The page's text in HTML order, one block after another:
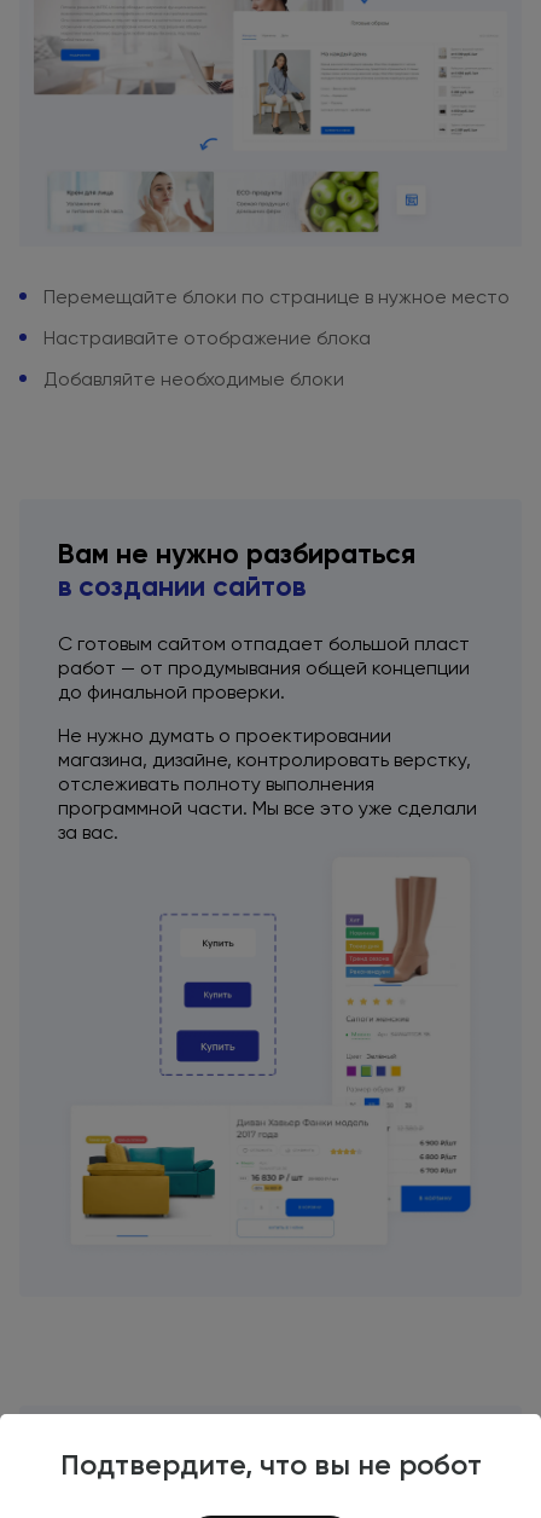
Подтвердите, что вы не робот
Перемещайте блоки по странице в нужное место
Настраивайте отображение блока
Добавляйте необходимые блоки
Вам не нужно разбираться
в создании сайтов
С готовым сайтом отпадает большой пласт
работ — от продумывания общей концепции
до финальной проверки.
Не нужно думать о проектировании
магазина, дизайне, контролировать верстку,
отслеживать полноту выполнения
программной части. Мы все это уже сделали
за вас.
Все длямаксимальных продаж